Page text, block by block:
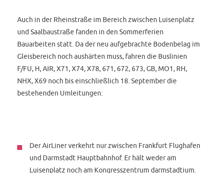
Auch in der Rheinstraße im Bereich zwischen Luisenplatz
und Saalbaustraße fanden in den Sommerferien
Bauarbeiten statt. Da der neu aufgebrachte Bodenbelag im
Gleisbereich noch aushärten muss, fahren die Buslinien
F/FU, H, AIR, X71, X74, X78, 671, 672, 673, GB, MO1, RH,
NHX, X69 noch bis einschließlich 18. September die
bestehenden Umleitungen:
Der AirLiner verkehrt nur zwischen Frankfurt Flughafen
und Darmstadt Hauptbahnhof. Er hält weder am
Luisenplatz noch am Kongresszentrum darmstadtium.